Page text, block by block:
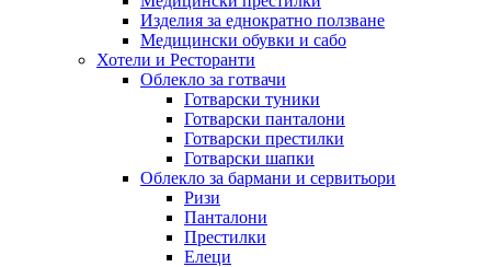
Изделия за еднократно ползване
Медицински обувки и сабо
Хотели и Ресторанти
Облекло за готвачи
Готварски туники
Готварски панталони
Готварски престилки
Готварски шапки
Облекло за бармани и сервитьори
Ризи
Панталони
Престилки
Елеци